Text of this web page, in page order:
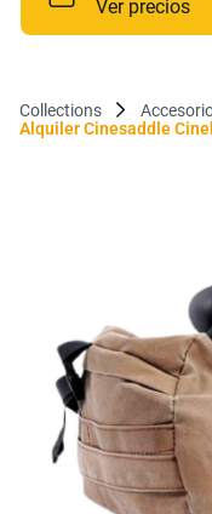
Collections
Alquiler Cinesaddle